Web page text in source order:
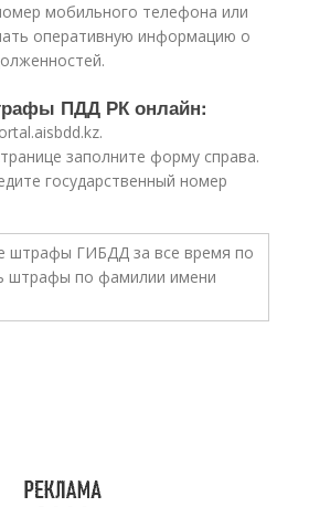
мобильного телефона или
оперативную информацию о
ПДД РК онлайн:
заполните форму справа.
государственный номер